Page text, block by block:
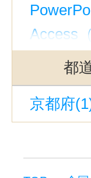
Access
マイク
ホーム
プログ
パソコ
都
京都府